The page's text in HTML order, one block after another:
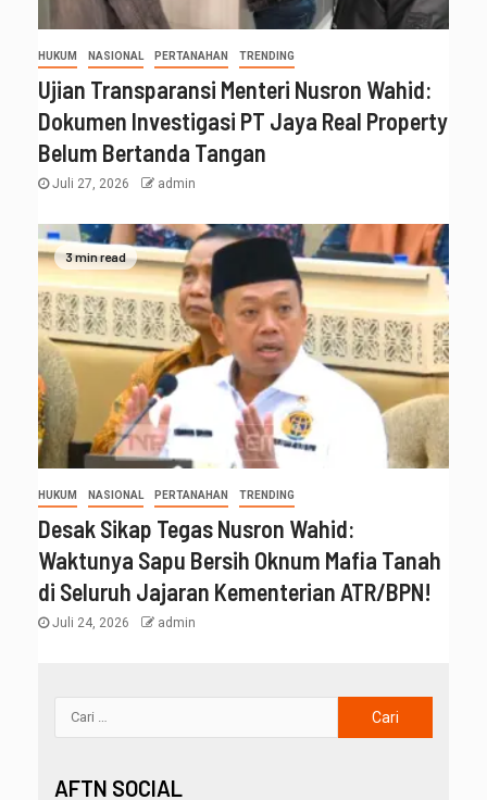
HUKUM NASIONAL PERTANAHAN TRENDING
Ujian Transparansi Menteri Nusron Wahid:
Dokumen Investigasi PT Jaya Real Property
Belum Bertanda Tangan
Juli 27, 2026 admin
3 min read
HUKUM NASIONAL PERTANAHAN TRENDING
Desak Sikap Tegas Nusron Wahid:
Waktunya Sapu Bersih Oknum Mafia Tanah
di Seluruh Jajaran Kementerian ATR/BPN!
Juli 24, 2026 admin
AFTN SOCIAL